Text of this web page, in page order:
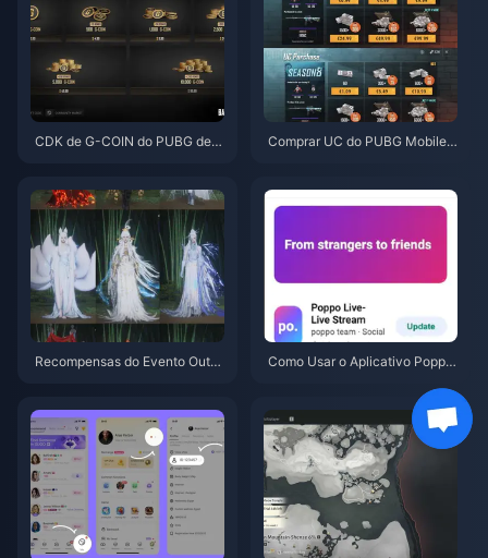
CDK de G-COIN do PUBG de j
pena?
Comprar UC do PUBG Mobile
stos, Melhores Pacotes e Reca
rga Segura
Recompensas do Evento Outo
a Completa, Moeda e Prioridad
e
Como Usar o Aplicativo Poppo